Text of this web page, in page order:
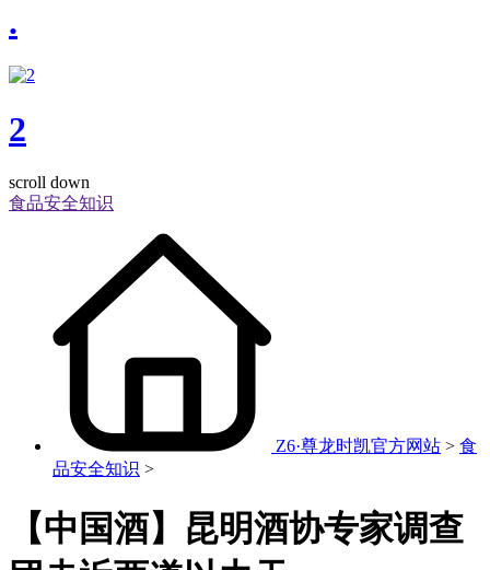
.
2
scroll down
食品安全知识
Z6·尊龙时凯官方网站 > 食
品安全知识 >
【中国酒】昆明酒协专家调查